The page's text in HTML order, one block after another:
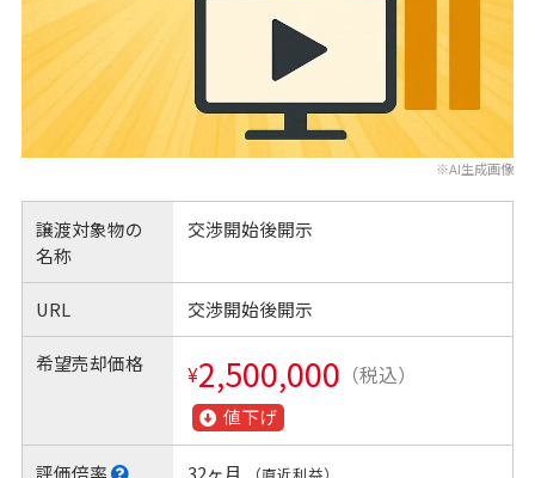
※AI生成画像
譲渡対象物の
名称
交渉開始後開示
URL 交渉開始後開示
希望売却価格 ¥2,500,000 （税込）
値下げ
評価倍率 32ヶ月 （直近利益）